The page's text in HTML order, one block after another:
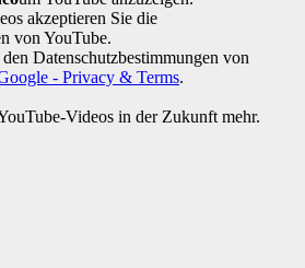
akzeptieren Sie die
von YouTube.
Datenschutzbestimmungen von
- Privacy & Terms.
Videos in der Zukunft mehr.